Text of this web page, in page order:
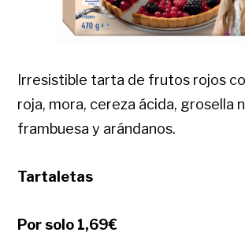
Irresistible tarta de frutos rojos
roja, mora, cereza ácida, grosella
frambuesa y arándanos.
Tartaletas
Por solo 1,69€